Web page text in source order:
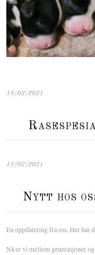
18/02/2021
18/02/2021
Nytt hos
En oppdatering fra oss. Her har
Nå er vi mellom generasjoner